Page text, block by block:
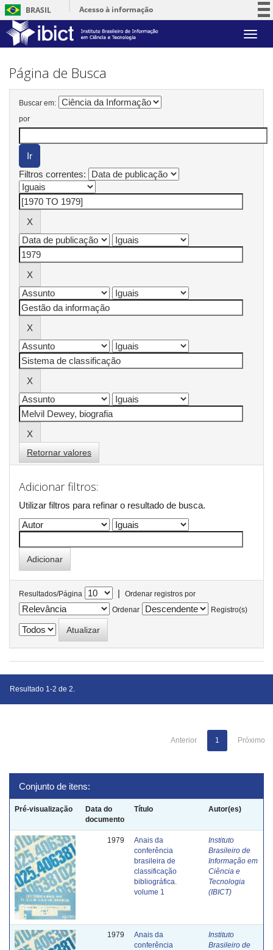
BRASIL
Acesso à informação
Serviços
Skip
Página de Busca
Buscar em:
por
Filtros correntes:
Retornar valores
Adicionar filtros:
Utilizar filtros para refinar o resultado de busca.
Resultados/Página |
Ordenar registros por
Ordenar
Registro(s)
Resultado 1-2 de 2.
Anterior 1 Próximo
Conjunto de itens:
Pré-visualização
Data do
documento
Título Autor(es)
1979
Anais da
conferência
brasileira de
classificação
bibliográfica.
volume 1
Instituto
Brasileiro de
Informação em
Ciência e
Tecnologia
(IBICT)
1979
Anais da
conferência
Instituto
Brasileiro de